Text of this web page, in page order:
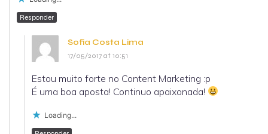
Responder
Sofia Costa Lima
17/05/2017 at 10:51
Estou muito forte no Content Marketing :p
É uma boa aposta! Continuo apaixonada!
Loading...